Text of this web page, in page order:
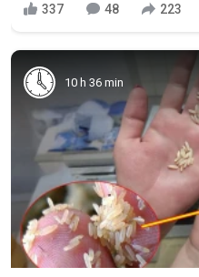
337 48 223
10 h 36 min